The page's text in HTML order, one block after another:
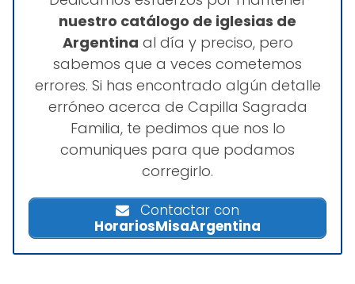
nuestro catálogo de iglesias de
Argentina al día y preciso, pero
sabemos que a veces cometemos
errores. Si has encontrado algún detalle
erróneo acerca de Capilla Sagrada
Familia, te pedimos que nos lo
comuniques para que podamos
corregirlo.
Contactar con
HorariosMisaArgentina